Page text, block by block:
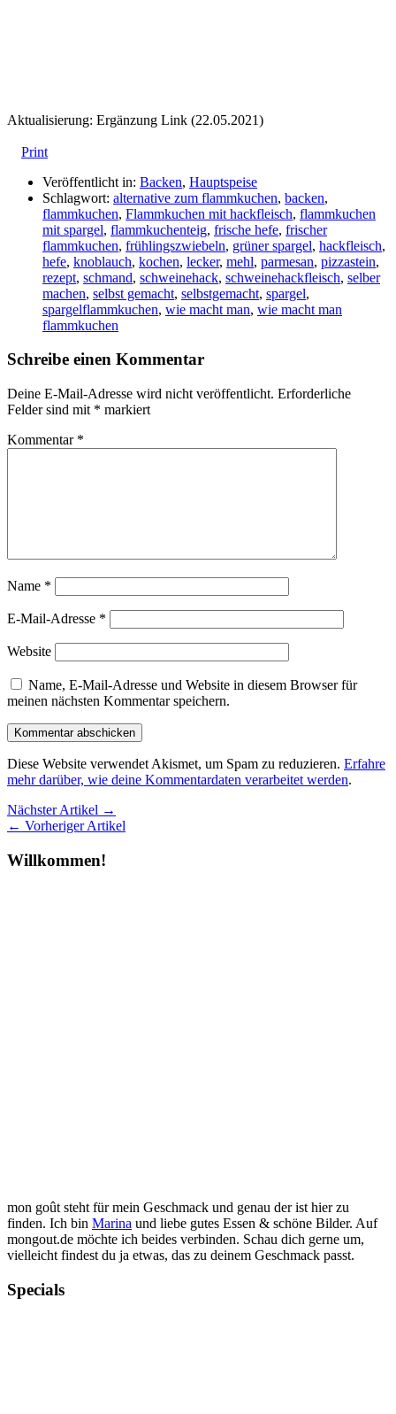
Aktualisierung: Ergänzung Link (22.05.2021)
Print
Veröffentlicht in: Backen, Hauptspeise
Schlagwort: alternative zum flammkuchen, backen,
flammkuchen, Flammkuchen mit hackfleisch, flammkuchen
mit spargel, flammkuchenteig, frische hefe, frischer
flammkuchen, frühlingszwiebeln, grüner spargel, hackfleisch,
hefe, knoblauch, kochen, lecker, mehl, parmesan, pizzastein,
rezept, schmand, schweinehack, schweinehackfleisch, selber
machen, selbst gemacht, selbstgemacht, spargel,
spargelflammkuchen, wie macht man, wie macht man
flammkuchen
Schreibe einen Kommentar
Deine E-Mail-Adresse wird nicht veröffentlicht. Erforderliche
Felder sind mit * markiert
Kommentar *
Name *
E-Mail-Adresse *
Website
Name, E-Mail-Adresse und Website in diesem Browser für
meinen nächsten Kommentar speichern.
Diese Website verwendet Akismet, um Spam zu reduzieren. Erfahre
mehr darüber, wie deine Kommentardaten verarbeitet werden.
Nächster Artikel →
← Vorheriger Artikel
Willkommen!
mon goût steht für mein Geschmack und genau der ist hier zu
finden. Ich bin Marina und liebe gutes Essen & schöne Bilder. Auf
mongout.de möchte ich beides verbinden. Schau dich gerne um,
vielleicht findest du ja etwas, das zu deinem Geschmack passt.
Specials